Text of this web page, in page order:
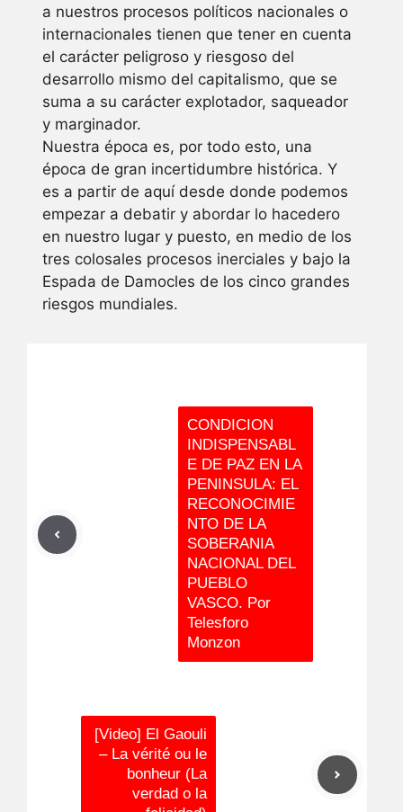
a nuestros procesos políticos nacionales o
internacionales tienen que tener en cuenta
el carácter peligroso y riesgoso del
desarrollo mismo del capitalismo, que se
suma a su carácter explotador, saqueador
y marginador.
Nuestra época es, por todo esto, una
época de gran incertidumbre histórica. Y
es a partir de aquí desde donde podemos
empezar a debatir y abordar lo hacedero
en nuestro lugar y puesto, en medio de los
tres colosales procesos inerciales y bajo la
Espada de Damocles de los cinco grandes
riesgos mundiales.
CONDICION
INDISPENSABL
E DE PAZ EN LA
PENINSULA: EL
RECONOCIMIE
NTO DE LA
SOBERANIA
NACIONAL DEL
PUEBLO
VASCO. Por
Telesforo
Monzon
[Video] El Gaouli
– La vérité ou le
bonheur (La
verdad o la